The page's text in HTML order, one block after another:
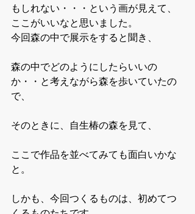
もしれない・・・という画が見えて、
ここがいいなと思いました。
今回森の中で展示をすると聞き、
森の中でどのようにしたらいいの
か・・と考えながら森を歩いていたの
で、
そのときに、自生椿の森を見て、
ここで作品を並べてみても面白いかな
と。
しかも、今回つくるものは、初めてつ